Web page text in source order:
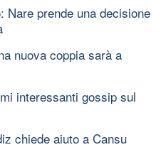
Nare prende una decisione
nuova coppia sarà a
interessanti gossip sul
chiede aiuto a Cansu